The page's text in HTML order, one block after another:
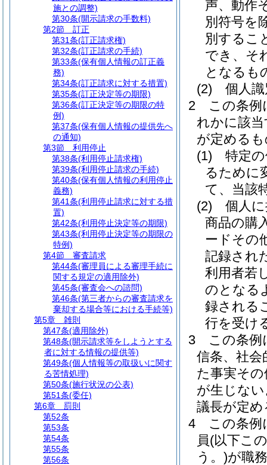
声、動作
別符号を
別するこ
でき、そ
となるも
(2)
個人
2
この条例
れかに該
が定める
(1)
特定
るために
て、当該
(2)
個人
商品の購
ードその
記録され
利用者若
のとなる
録される
行を受け
3
この条例
信条、社会
た事実そ
が生じな
議長が定
4
この条例
員(以下こ
う。)が職
施との調整)
第30条(開示請求の手数料)
第2節
訂正
第31条(訂正請求権)
第32条(訂正請求の手続)
第33条(保有個人情報の訂正義
務)
第34条(訂正請求に対する措置)
第35条(訂正決定等の期限)
第36条(訂正決定等の期限の特
例)
第37条(保有個人情報の提供先へ
の通知)
第3節
利用停止
第38条(利用停止請求権)
第39条(利用停止請求の手続)
第40条(保有個人情報の利用停止
義務)
第41条(利用停止請求に対する措
置)
第42条(利用停止決定等の期限)
第43条(利用停止決定等の期限の
特例)
第4節
審査請求
第44条(審理員による審理手続に
関する規定の適用除外)
第45条(審査会への諮問)
第46条(第三者からの審査請求を
棄却する場合等における手続等)
第5章
雑則
第47条(適用除外)
第48条(開示請求等をしようとする
者に対する情報の提供等)
第49条(個人情報等の取扱いに関す
る苦情処理)
第50条(施行状況の公表)
第51条(委任)
第6章
罰則
第52条
第53条
第54条
第55条
第56条